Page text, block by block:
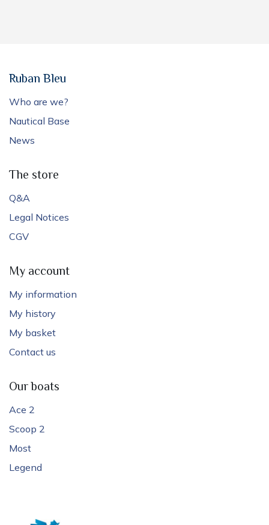
Ruban Bleu
Who are we?
Nautical Base
News
The store
Q&A
Legal Notices
CGV
My account
My information
My history
My basket
Contact us
Our boats
Ace 2
Scoop 2
Most
Legend